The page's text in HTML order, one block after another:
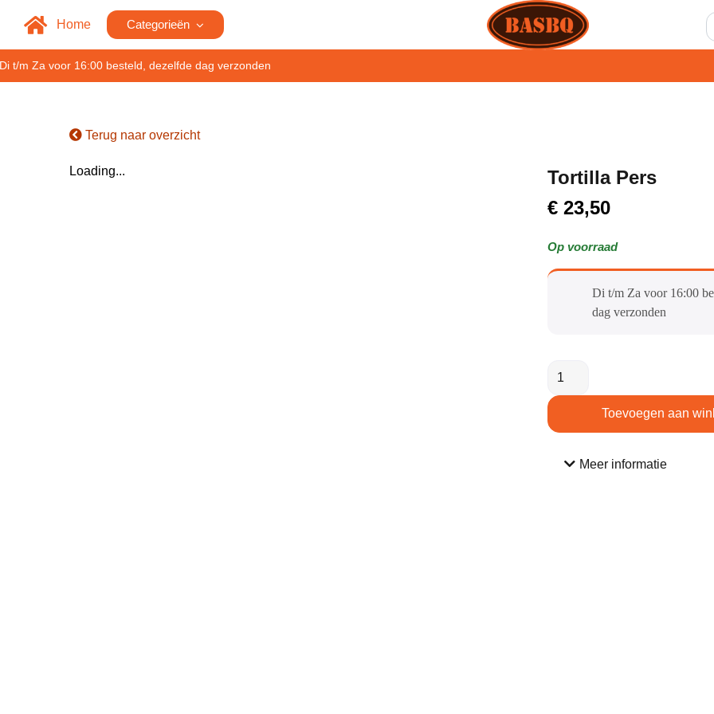
Home Categorieën
t/m Za voor 16:00 besteld, dezelfde dag verzonden
Terug naar overzicht
Loading...
Tortilla Pers
€ 23,50
Op voorraad
Di t/m Za voor 16:00
dag verzonden​
Toevoegen aan
Meer informatie